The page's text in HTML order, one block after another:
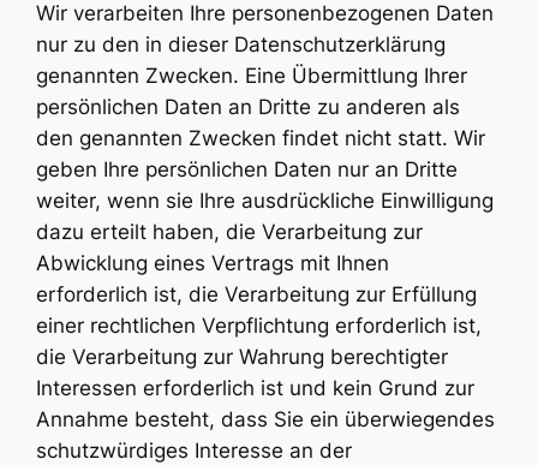
Wir verarbeiten Ihre personenbezogenen Daten
nur zu den in dieser Datenschutzerklärung
genannten Zwecken. Eine Übermittlung Ihrer
persönlichen Daten an Dritte zu anderen als
den genannten Zwecken findet nicht statt. Wir
geben Ihre persönlichen Daten nur an Dritte
weiter, wenn sie Ihre ausdrückliche Einwilligung
dazu erteilt haben, die Verarbeitung zur
Abwicklung eines Vertrags mit Ihnen
erforderlich ist, die Verarbeitung zur Erfüllung
einer rechtlichen Verpflichtung erforderlich ist,
die Verarbeitung zur Wahrung berechtigter
Interessen erforderlich ist und kein Grund zur
Annahme besteht, dass Sie ein überwiegendes
schutzwürdiges Interesse an der